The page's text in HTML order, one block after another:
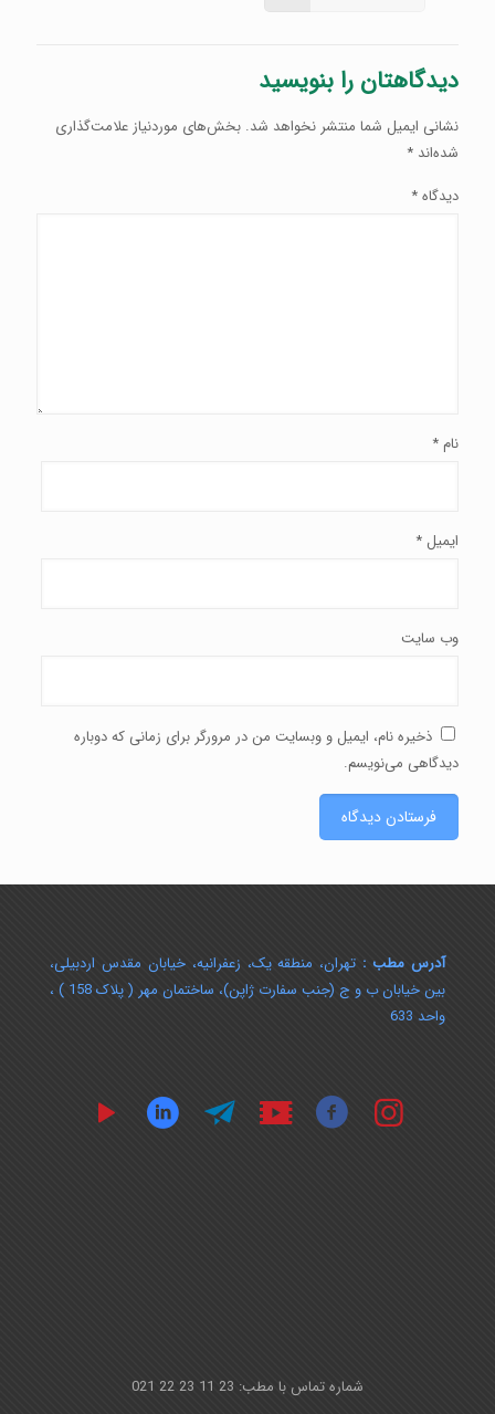
دیدگاهتان را بنویسید
نشانی ایمیل شما منتشر نخواهد شد. بخش‌های موردنیاز علامت‌گذاری
شده‌اند *
دیدگاه*
نام *
ایمیل *
وب‌ سایت
ذخیره نام، ایمیل و وبسایت من در مرورگر برای زمانی که دوباره
دیدگاهی می‌نویسم.
آدرس مطب : تهران، منطقه یک، زعفرانیه، خیابان مقدس اردبیلی،
بین خیابان ب و ج (جنب سفارت ژاپن)، ساختمان مهر ( پلاک 158 ) ،
واحد 633
شماره تماس با مطب: 23 11 23 22 021